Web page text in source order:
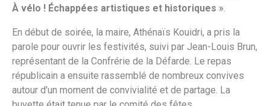
À vélo ! Échappées artistiques et historiques ».
En début de soirée, la maire, Athénaïs Kouidri, a pris la
parole pour ouvrir les festivités, suivi par Jean-Louis Brun,
représentant de la Confrérie de la Défarde. Le repas
républicain a ensuite rassemblé de nombreux convives
autour d'un moment de convivialité et de partage. La